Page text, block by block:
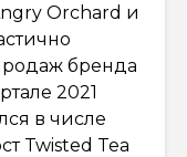
Orchard и
бренда
2021
в числе
Twisted Tea